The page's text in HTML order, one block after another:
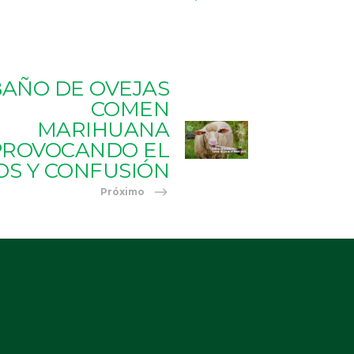
DE OVEJAS
COMEN
MARIHUANA
EL
Y CONFUSIÓN
Próximo